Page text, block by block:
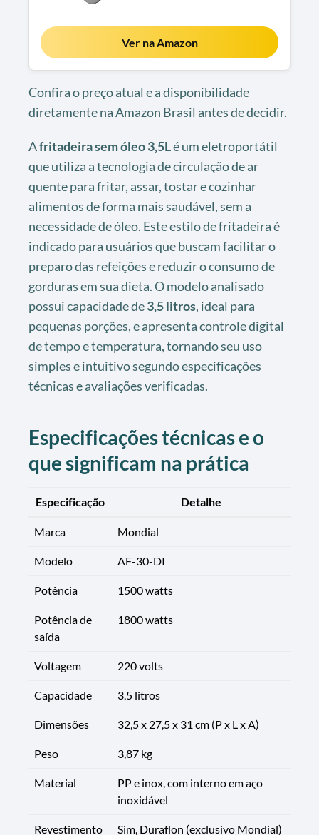
Ver na Amazon
Confira o preço atual e a disponibilidade
diretamente na Amazon Brasil antes de decidir.
Afritadeira sem óleo 3,5Lé um eletroportátil
que utiliza a tecnologia de circulação de ar
quente para fritar, assar, tostar e cozinhar
alimentos de forma mais saudável, sem a
necessidade de óleo. Este estilo de fritadeira é
indicado para usuários que buscam facilitar o
preparo das refeições e reduzir o consumo de
gorduras em sua dieta. O modelo analisado
possui capacidade de3,5 litros, ideal para
pequenas porções, e apresenta controle digital
de tempo e temperatura, tornando seu uso
simples e intuitivo segundo especificações
técnicas e avaliações verificadas.
Especificações técnicas e o
que significam na prática
Especificação Detalhe
Marca Mondial
Modelo AF-30-DI
Potência 1500 watts
Potência de
saída
1800 watts
Voltagem 220 volts
Capacidade 3,5 litros
Dimensões 32,5 x 27,5 x 31 cm (P x L x A)
Peso 3,87 kg
Material
PP e inox, com interno em aço
inoxidável
Revestimento Sim, Duraflon (exclusivo Mondial)